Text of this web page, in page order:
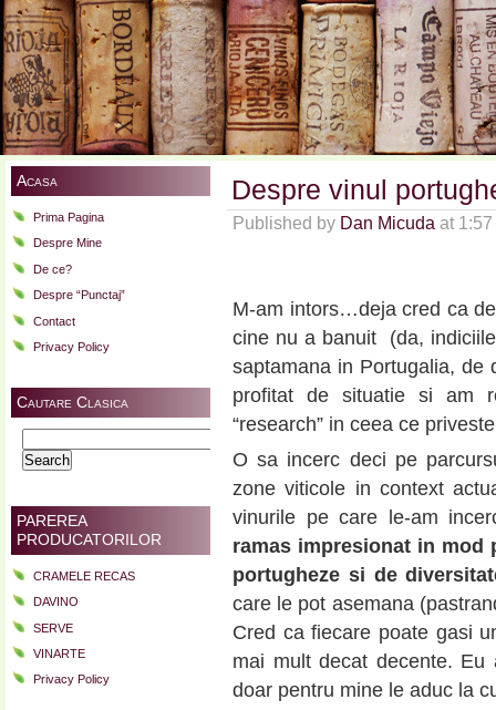
Acasa
Prima Pagina
Despre Mine
De ce?
Despre “Punctaj”
Contact
Privacy Policy
Cautare Clasica
for:
PAREREA
PRODUCATORILOR
CRAMELE RECAS
DAVINO
SERVE
VINARTE
Privacy Policy
Despre vinul
Published by Dan Micuda at
M-am intors…deja cred ca
cine nu a banuit (da,
saptamana in Portugalia, de
profitat de situatie si am
“research” in ceea ce
O sa incerc deci pe
zone viticole in context
vinurile pe care le-am
ramas impresionat in mod
portugheze si de
care le pot asemana
Cred ca fiecare poate gasi
mai mult decat decente.
doar pentru mine le aduc la